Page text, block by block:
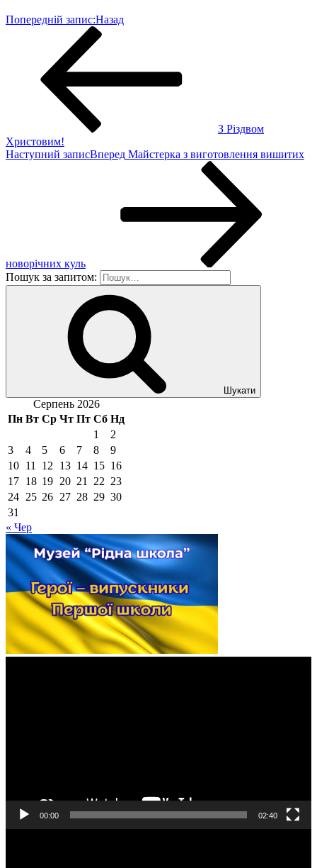
Попередній запис:Назад
З Різдвом
Христовим!
Наступний записВперед Майстерка з виготовлення вишитих
новорічних куль
Пошук за запитом:
Шукати
Серпень 2026
Пн Вт Ср Чт Пт Сб Нд
1
2
3
4 5 6 7 8
9
10 11 12 13 14 15 16
17 18 19 20 21 22 23
24 25 26 27 28 29 30
31
« Чер
00:00 02:40